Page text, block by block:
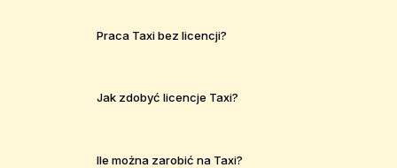
Praca Taxi bez licencji?
Jak zdobyć licencje Taxi?
Ile można zarobić na Taxi?